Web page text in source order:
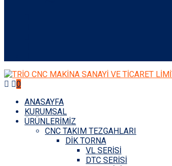
0
ANASAYFA
KURUMSAL
ÜRÜNLERİMİZ
CNC TAKIM TEZGAHLARI
DİK TORNA
VL SERİSİ
DTC SERİSİ